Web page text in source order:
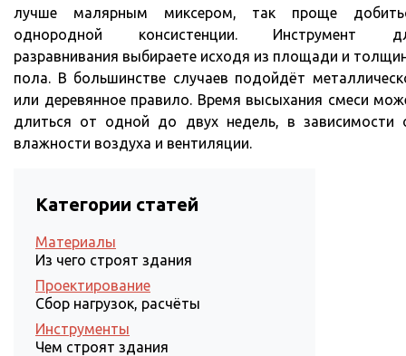
лучше малярным миксером, так проще
однородной консистенции. Инструмент
разравнивания выбираете исходя из площади и
пола. В большинстве случаев подойдёт
или деревянное правило. Время высыхания смеси
длиться от одной до двух недель, в зависимости
влажности воздуха и вентиляции.
Категории статей
Материалы
Из чего строят здания
Проектирование
Сбор нагрузок, расчёты
Инструменты
Чем строят здания